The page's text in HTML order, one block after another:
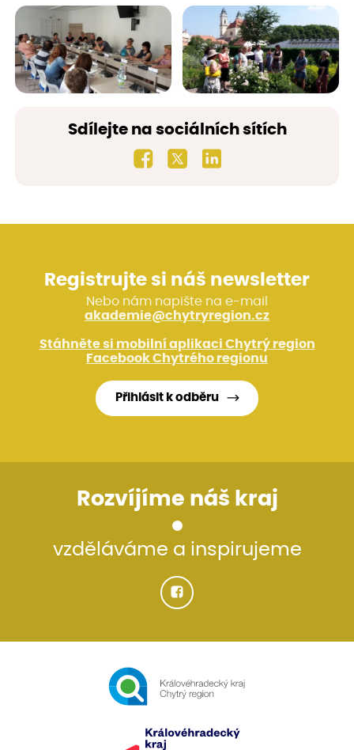
Sdílejte na sociálních sítích
Registrujte si náš newsletter
Nebo nám napište na e-mail
akademie@chytryregion.cz
Stáhněte si mobilní aplikaci Chytrý region
Facebook Chytrého regionu
Přihlásit k odběru
Rozvíjíme náš kraj
vzděláváme a inspirujeme